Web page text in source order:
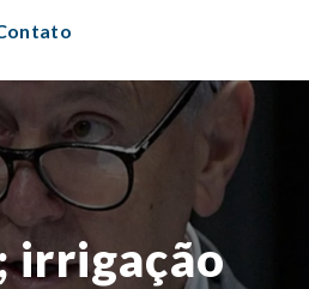
irrigação